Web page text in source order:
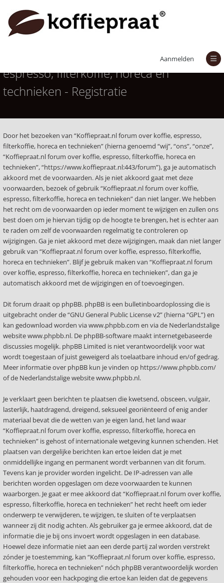
Aanmelden
Koffiepraat.nl forum over koffie,
espresso, filterkoffie, horeca en
technieken - Registratie
Door het bezoeken van “Koffiepraat.nl forum over koffie, espresso,
filterkoffie, horeca en technieken” (hierna genoemd “wij”, “ons”, “onze”,
“Koffiepraat.nl forum over koffie, espresso, filterkoffie, horeca en
technieken”, “https://www.koffiepraat.nl:443/forum”), ga je automatisch
akkoord met de voorwaarden. Als je niet akkoord gaat met deze
voorwaarden, bezoek of gebruik “Koffiepraat.nl forum over koffie,
espresso, filterkoffie, horeca en technieken” dan niet langer. We hebben
het recht om de voorwaarden op ieder moment te wijzigen en zullen ons
best doen om je hiervan tijdig op de hoogte te brengen, het is echter aan
te raden om zelf de voorwaarden regelmatig te controleren op
wijzigingen. Ga je niet akkoord met deze wijzigingen, maak dan niet langer
gebruik van “Koffiepraat.nl forum over koffie, espresso, filterkoffie,
horeca en technieken”. Blijf je gebruik maken van “Koffiepraat.nl forum
over koffie, espresso, filterkoffie, horeca en technieken”, dan ga je
automatisch akkoord met de wijzigingen en of toevoegingen.
Dit forum draait op phpBB. phpBB is een bulletinboardoplossing die is
uitgebracht onder de “GNU General Public License v2” (hierna “GPL”) en
kan gedownload worden viawww.phpbb.com en via de Nederlandstalige
websitewww.phpbb.nl. De phpBB-software maakt internetgebaseerde
discussies mogelijk. phpBB Limited is niet verantwoordelijk voor wat
wordt toegestaan of juist geweigerd als toelaatbare inhoud en/of gedrag.
Meer informatie over phpBB kun je vinden op https://www.phpbb.com/
of de Nederlandstalige websitewww.phpbb.nl.
Je verklaart geen berichten te plaatsen die kwetsend, obsceen, vulgair,
lasterlijk, haatdragend, dreigend, seksueel georiënteerd of enig ander
materiaal bevat die de wetten van je eigen land, het land waar
“Koffiepraat.nl forum over koffie, espresso, filterkoffie, horeca en
technieken” is gehost of internationale wetgeving kunnen schenden. Het
plaatsen van dergelijke berichten kan ertoe leiden dat je met
onmiddellijke ingang en permanent wordt verbannen van dit forum.
Tevens kan je provider worden ingelicht. De IP-adressen van alle
berichten worden opgeslagen om deze voorwaarden te kunnen
waarborgen. Je gaat er mee akkoord dat “Koffiepraat.nl forum over koffie,
espresso, filterkoffie, horeca en technieken” het recht heeft om ieder
onderwerp te verwijderen, te wijzigen, te sluiten of te verplaatsen
wanneer zij dit nodig achten. Als gebruiker ga je ermee akkoord, dat de
informatie die je bij ons invoert wordt opgeslagen in een database.
Hoewel deze informatie niet aan een derde partij zal worden verstrekt
zónder je toestemming, kan “Koffiepraat.nl forum over koffie, espresso,
filterkoffie, horeca en technieken” nóch phpBB verantwoordelijk worden
gehouden voor een hackpoging die ertoe kan leiden dat de gegevens